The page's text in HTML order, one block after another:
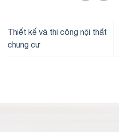
Thiết kế và thi công nội thất
chung cư